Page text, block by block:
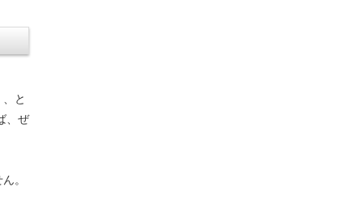
と
、ぜ
。